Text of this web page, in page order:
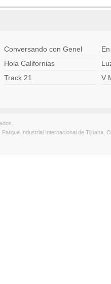
Conversando con Genel
Hola Californias
Track 21
V
Industrial Internacional de Tijuana,